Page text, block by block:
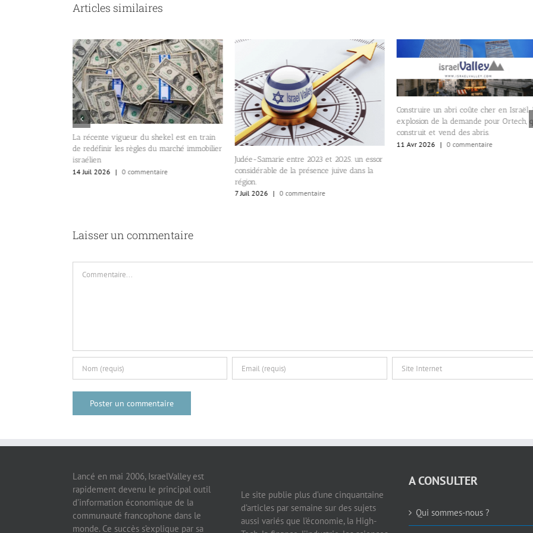
Articles similaires
La récente vigueur du shekel est en train
de redéfinir les règles du marché immobilier
israélien
14 Juil 2026 | 0 commentaire
Judée-Samarie entre 2023 et 2025. un essor
considérable de la présence juive dans la
région.
7 Juil 2026 | 0 commentaire
Construire un abri coûte cher en Israël.
explosion de la demande pour Ortech,
construit et vend des abris.
11 Avr 2026 | 0 commentaire
Laisser un commentaire
Lancé en mai 2006, IsraelValley est
rapidement devenu le principal outil
d’information économique de la
communauté francophone dans le
monde. Ce succès s’explique par sa
Le site publie plus d’une cinquantaine
d’articles par semaine sur des sujets
aussi variés que l’économie, la High-
A CONSULTER
Qui sommes-nous ?